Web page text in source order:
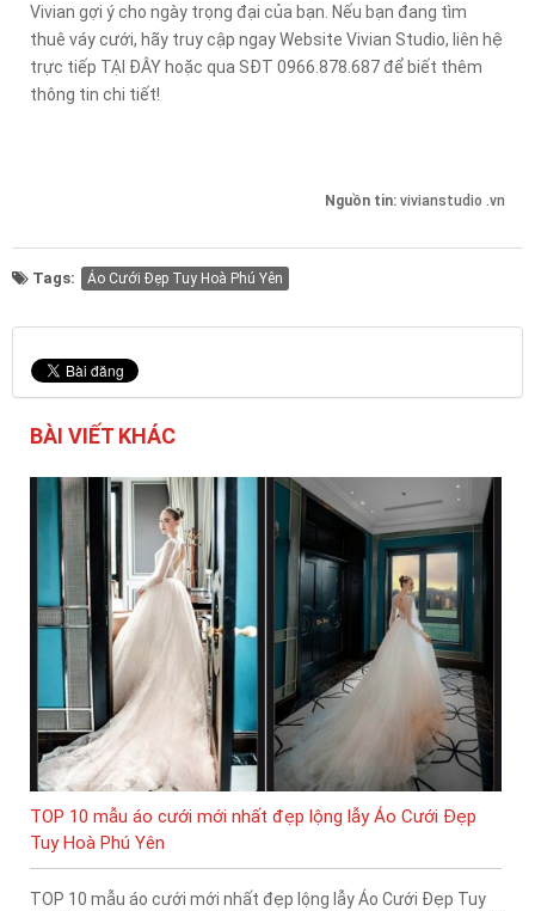
Vivian gợi ý cho ngày trọng đại của bạn. Nếu bạn đang tìm
thuê váy cưới, hãy truy cập ngay Website Vivian Studio, liên hệ
trực tiếp TẠI ĐÂY hoặc qua SĐT 0966.878.687 để biết thêm
thông tin chi tiết!
Nguồn tin: vivianstudio .vn
Tags: Áo Cưới Đẹp Tuy Hoà Phú Yên
BÀI VIẾT KHÁC
TOP 10 mẫu áo cưới mới nhất đẹp lộng lẫy Áo Cưới Đẹp
Tuy Hoà Phú Yên
TOP 10 mẫu áo cưới mới nhất đẹp lộng lẫy Áo Cưới Đẹp Tuy